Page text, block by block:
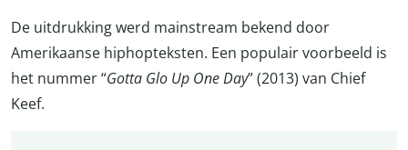
De uitdrukking werd mainstream bekend door
Amerikaanse hiphopteksten. Een populair voorbeeld is
het nummer “Gotta Glo Up One Day” (2013) van Chief
Keef.